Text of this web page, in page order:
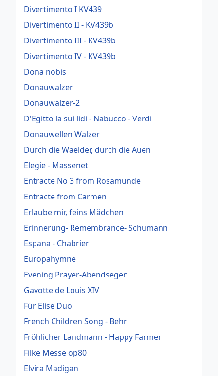
Divertimento I KV439
Divertimento II - KV439b
Divertimento III - KV439b
Divertimento IV - KV439b
Dona nobis
Donauwalzer
Donauwalzer-2
D'Egitto la sui lidi - Nabucco - Verdi
Donauwellen Walzer
Durch die Waelder, durch die Auen
Elegie - Massenet
Entracte No 3 from Rosamunde
Entracte from Carmen
Erlaube mir, feins Mädchen
Erinnerung- Remembrance- Schumann
Espana - Chabrier
Europahymne
Evening Prayer-Abendsegen
Gavotte de Louis XIV
Für Elise Duo
French Children Song - Behr
Fröhlicher Landmann - Happy Farmer
Filke Messe op80
Elvira Madigan